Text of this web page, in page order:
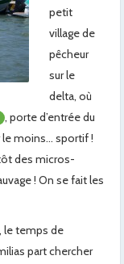
petit
village de
pêcheur
sur le
delta, où
, porte d’entrée du
le moins… sportif !
des micros-
! On se fait les
le temps de
part chercher